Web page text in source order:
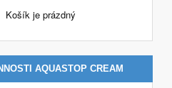
Košík je prázdný
AQUASTOP CREAM